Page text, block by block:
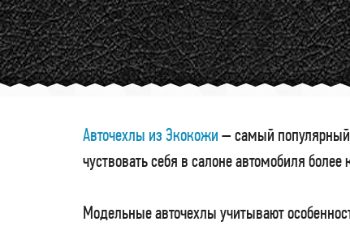
Авточехлы из Экокожи– самый
чуствовать себя в салоне автомобиля
Модельные авточехлы учитывают